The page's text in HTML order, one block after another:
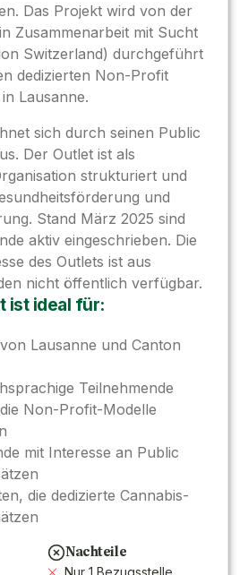
Das Projekt wird von der
Zusammenarbeit mit Sucht
Switzerland) durchgeführt
dedizierten Non-Profit
Lausanne.
sich durch seinen Public
Der Outlet ist als
strukturiert und
und
Stand März 2025 sind
aktiv eingeschrieben. Die
des Outlets ist aus
nicht öffentlich verfügbar.
ist ideal für:
Lausanne und Canton
Teilnehmende
Non-Profit-Modelle
mit Interesse an Public
die dedizierte Cannabis-
Nachteile
Nur 1 Bezugsstelle